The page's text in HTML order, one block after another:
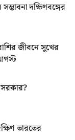
দক্ষিণবঙ্গের
জীবনে সুখের
সরকার?
ভারতের